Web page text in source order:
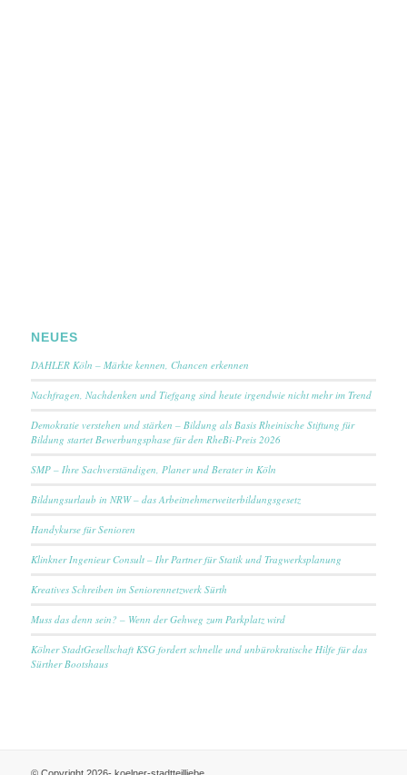
NEUES
DAHLER Köln – Märkte kennen, Chancen erkennen
Nachfragen, Nachdenken und Tiefgang sind heute irgendwie nicht mehr im Trend
Demokratie verstehen und stärken – Bildung als Basis Rheinische Stiftung für
Bildung startet Bewerbungsphase für den RheBi-Preis 2026
SMP – Ihre Sachverständigen, Planer und Berater in Köln
Bildungsurlaub in NRW – das Arbeitnehmerweiterbildungsgesetz
Handykurse für Senioren
Klinkner Ingenieur Consult – Ihr Partner für Statik und Tragwerksplanung
Kreatives Schreiben im Seniorennetzwerk Sürth
Muss das denn sein? – Wenn der Gehweg zum Parkplatz wird
Kölner StadtGesellschaft KSG fordert schnelle und unbürokratische Hilfe für das
Sürther Bootshaus